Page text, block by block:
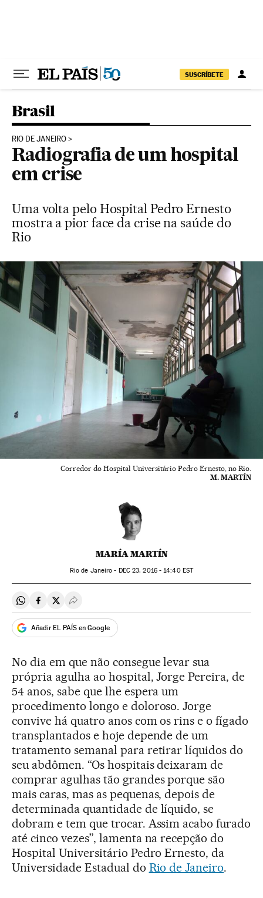
SUSCRÍBETE
Brasil
RIO DE JANEIRO
Radiografia de um hospital
em crise
Uma volta pelo Hospital Pedro Ernesto
mostra a pior face da crise na saúde do
Rio
Corredor do Hospital Universitário Pedro Ernesto, no Rio.
M. MARTÍN
MARÍA MARTÍN
Rio de Janeiro - DEC23, 2016 - 14:40EST
Compartir en Whatsapp
Compartir en Facebook
Compartir en Twitter
Desplegar Redes Sociales
Añadir EL PAÍS en Google
No dia em que não consegue levar sua
própria agulha ao hospital, Jorge Pereira, de
54 anos, sabe que lhe espera um
procedimento longo e doloroso. Jorge
convive há quatro anos com os rins e o fígado
transplantados e hoje depende de um
tratamento semanal para retirar líquidos do
seu abdômen. “Os hospitais deixaram de
comprar agulhas tão grandes porque são
mais caras, mas as pequenas, depois de
determinada quantidade de líquido, se
dobram e tem que trocar. Assim acabo furado
até cinco vezes”, lamenta na recepção do
Hospital Universitário Pedro Ernesto, da
Universidade Estadual do Rio de Janeiro.